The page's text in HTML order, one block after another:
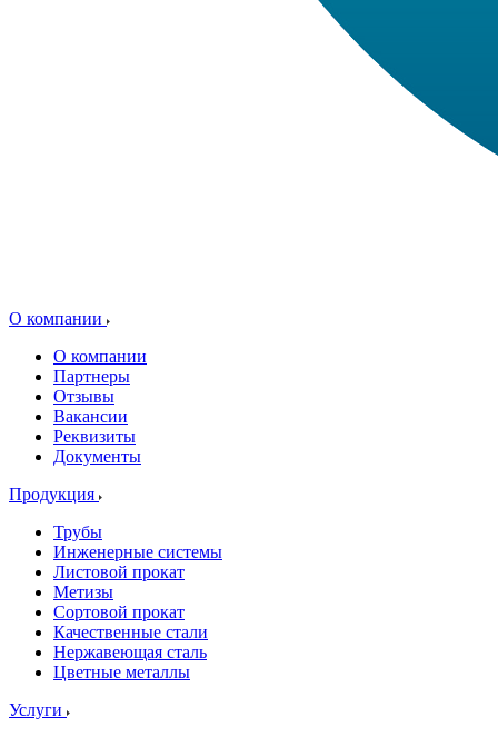
О компании
О компании
Партнеры
Отзывы
Вакансии
Реквизиты
Документы
Продукция
Трубы
Инженерные системы
Листовой прокат
Метизы
Сортовой прокат
Качественные стали
Нержавеющая сталь
Цветные металлы
Услуги